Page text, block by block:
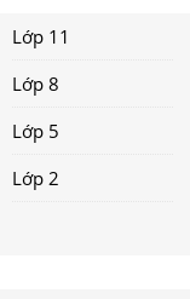
Lớp 11
Lớp 8
Lớp 5
Lớp 2